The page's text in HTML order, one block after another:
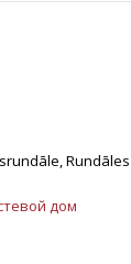
Rundāles
дом